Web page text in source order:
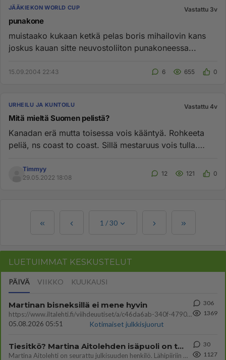
JÄÄKIEKON WORLD CUP Vastattu 3v
punakone
muistaako kukaan ketkä pelas boris mihailovin kans
joskus kauan sitte neuvostoliiton punakoneessa...
15.09.2004 22:43 6 655 0
URHEILU JA KUNTOILU Vastattu 4v
Mitä mieltä Suomen pelistä?
Kanadan erä mutta toisessa vois kääntyä. Rohkeeta
peliä, ns coast to coast. Sillä mestaruus vois tulla.
Timmyy
29.05.2022 18:08
12 121 0
1 /30
LUETUIMMAT KESKUSTELUT
PÄIVÄ VIIKKO KUUKAUSI
Martinan bisneksillä ei mene hyvin
https://www.iltalehti.fi/viihdeuutiset/a/c46da6ab-340f-4790-aaa7-0865eed2336 Yrityksen konkurssihakemus on tullut kärä
05.08.2026 05:51
Kotimaiset julkkisjuorut
306
1369
Tiesitkö? Martina Aitolehden isäpuoli on tämä suosittu laulaja
Martina Aitolehti on seurattu julkisuuden henkilö. Lähipiiriin mahtuu muitakin tunnettuja henkilöitä. Tiesitkö, että Ma
30
1127